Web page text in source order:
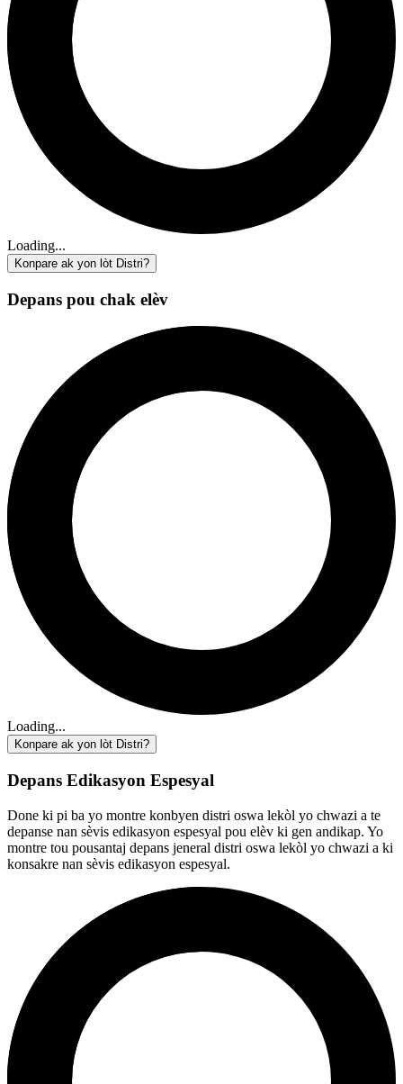
Loading...
Konpare ak yon lòt Distri?
Depans pou chak elèv
Loading...
Konpare ak yon lòt Distri?
Depans Edikasyon Espesyal
Done ki pi ba yo montre konbyen distri oswa lekòl yo chwazi a te
depanse nan sèvis edikasyon espesyal pou elèv ki gen andikap. Yo
montre tou pousantaj depans jeneral distri oswa lekòl yo chwazi a ki
konsakre nan sèvis edikasyon espesyal.